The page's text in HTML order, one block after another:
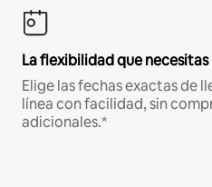
La flexibilidad que necesitas
Elige las fechas exactas de
línea con facilidad, sin
adicionales.*